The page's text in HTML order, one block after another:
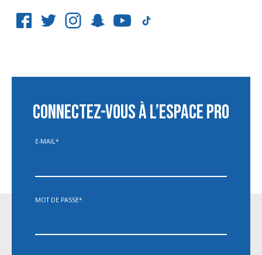
CONNECTEZ-VOUS À L’ESPACE PRO
E-MAIL*
MOT DE PASSE*